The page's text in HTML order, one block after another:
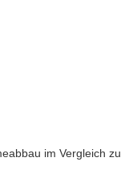
im Vergleich zu